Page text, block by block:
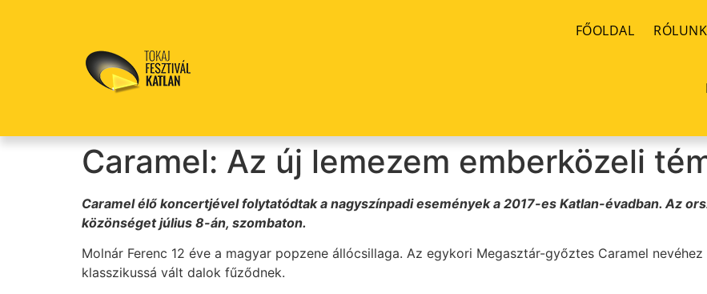
FŐOLDAL RÓLUNK
Caramel: Az új lemezem emberközeli
Caramel élő koncertjével folytatódtak a nagyszínpadi események a 2017-es Katlan-évadban. Az
közönséget július 8-án, szombaton.
Molnár Ferenc 12 éve a magyar popzene állócsillaga. Az egykori Megasztár-győztes Caramel
klasszikussá vált dalok fűződnek.